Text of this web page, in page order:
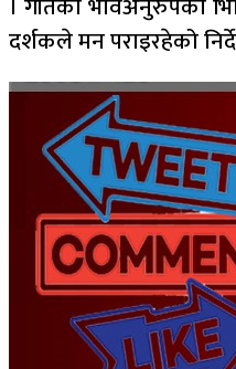
दर्शकले मन पराइरहेको